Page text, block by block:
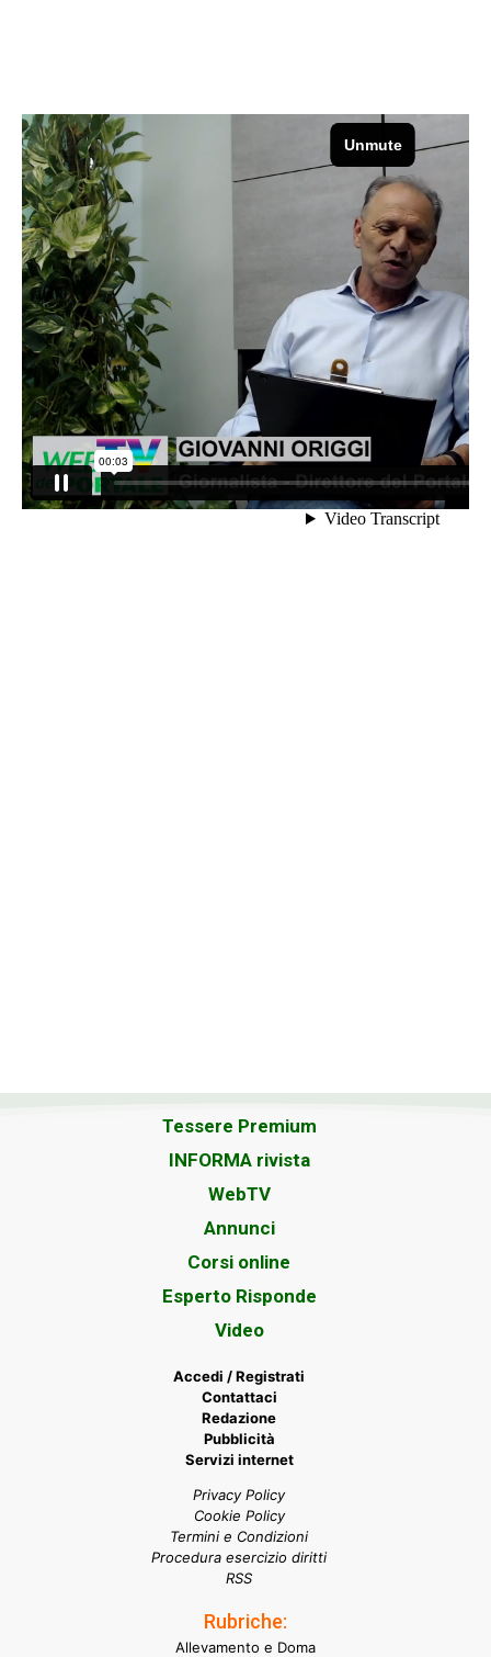
Tessere Premium
INFORMA rivista
WebTV
Annunci
Corsi online
Esperto Risponde
Video
Accedi / Registrati
Contattaci
Redazione
Pubblicità
Servizi internet
Privacy Policy
Cookie Policy
Termini e Condizioni
Procedura esercizio diritti
RSS
Rubriche:
Allevamento e Doma